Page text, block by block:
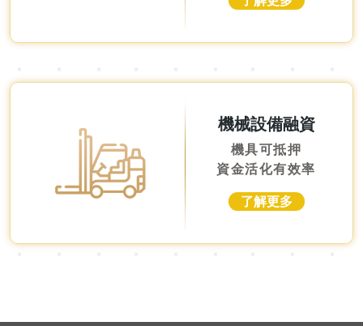
機械設備融資
機具可抵押
資金活化有效率
了解更多